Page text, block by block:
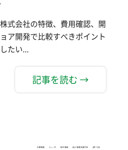
式会社の特徴、費用確認、開
ア開発で比較すべきポイント
たい...
記事を読む →